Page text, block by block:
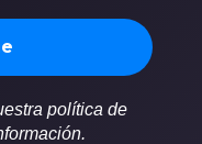
política de